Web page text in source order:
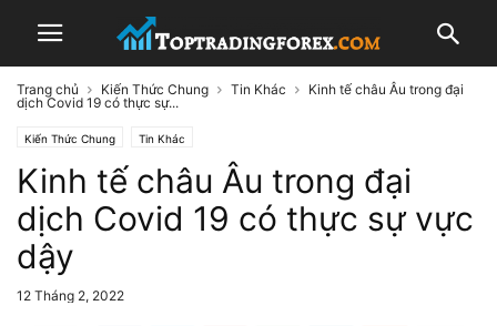
Trang chủ Kiến Thức Chung Tin Khác
Kinh tế châu Âu trong đại
dịch Covid 19 có thực sự...
Kiến Thức Chung Tin Khác
Kinh tế châu Âu trong đại
dịch Covid 19 có thực sự vực
dậy
12 Tháng 2, 2022